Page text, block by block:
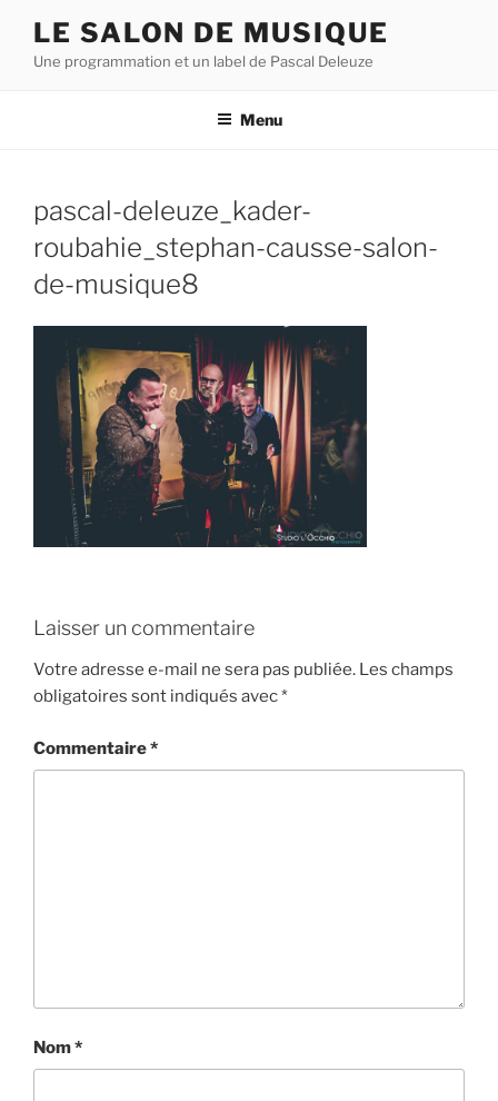
contenu
LE SALON DE MUSIQUE
Une programmation et un label de Pascal Deleuze
Menu
pascal-deleuze_kader-
roubahie_stephan-causse-salon-
de-musique8
Laisser un commentaire
Votre adresse e-mail ne sera pas publiée. Les champs
obligatoires sont indiqués avec*
Commentaire*
Nom*